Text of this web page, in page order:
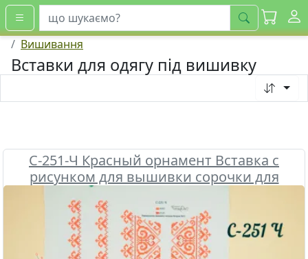
шукати
Вишивання
Вставки для одягу під вишивку
С-251-Ч Красный орнамент Вставка с
рисунком для вышивки сорочки для
мальчика , Бісерок